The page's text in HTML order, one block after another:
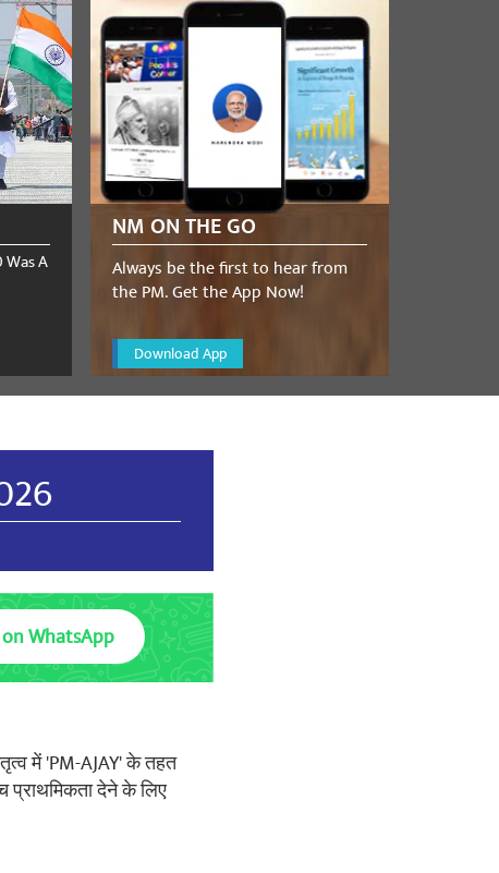
A
NM ON THE GO
Always be the first to hear from
the PM. Get the App Now!
Download App
WhatsApp
में 'PM-AJAY' के तहत
प्राथमिकता देने के लिए